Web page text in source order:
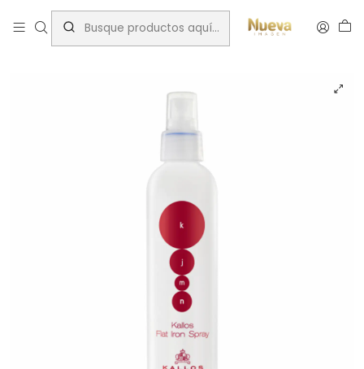
Inicio Tratamientos capilares Marcas
KALLOS FLAT IRON SPRAY THERMOPROTECTOR 200 ML